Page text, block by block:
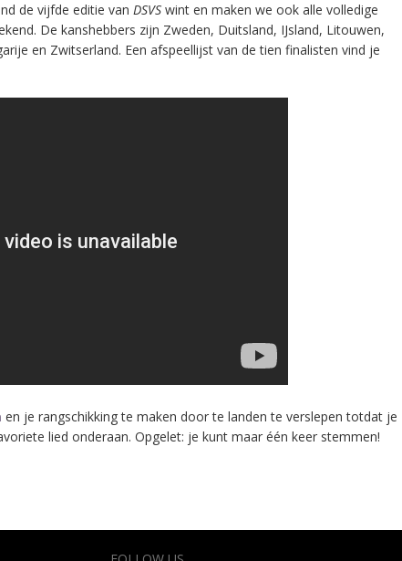
de vijfde editie van DSVS wint en maken we ook alle volledige
De kanshebbers zijn Zweden, Duitsland, IJsland, Litouwen,
en Zwitserland. Een afspeellijst van de tien finalisten vind je
en je rangschikking te maken door te landen te verslepen totdat je
lied onderaan. Opgelet: je kunt maar één keer stemmen!